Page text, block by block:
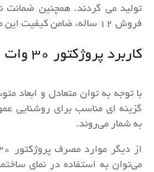
تولید می گردند. همچنین ضمانت
فروش 12 ساله، ضامن کیفیت این محصولات می باشد.
کاربرد پروژکتور 30 وات
گزینه ای مناسب برای روشنایی
به شمار می‌روند.
می‌توان به استفاده در نمای